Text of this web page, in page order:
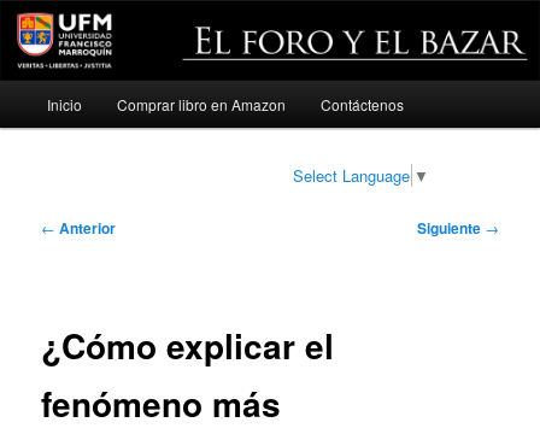
Ir
Inicio Comprar libro en Amazon Contáctenos
Select Language ▼
Navegación
← Anterior Siguiente →
¿Cómo explicar el
fenómeno más